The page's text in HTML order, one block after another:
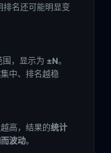
排名还可能明显变
围，显示为 ±N。
中、排名越稳
高，结果的统计
波动。